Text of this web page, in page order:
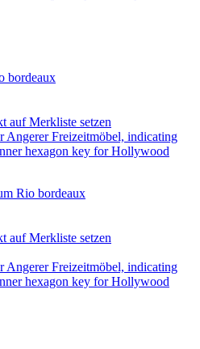
bordeaux
auf Merkliste setzen
Rio bordeaux
auf Merkliste setzen